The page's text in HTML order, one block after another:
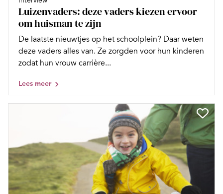
Luizenvaders: deze vaders kiezen ervoor
om huisman te zijn
De laatste nieuwtjes op het schoolplein? Daar weten
deze vaders alles van. Ze zorgden voor hun kinderen
zodat hun vrouw carrière...
Lees meer